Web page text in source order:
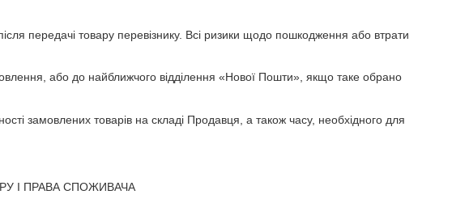
передачі товару перевізнику. Всі ризики щодо пошкодження або втрати
або до найближчого відділення «Нової Пошти», якщо таке обрано
замовлених товарів на складі Продавця, а також часу, необхідного для
І ПРАВА СПОЖИВАЧА